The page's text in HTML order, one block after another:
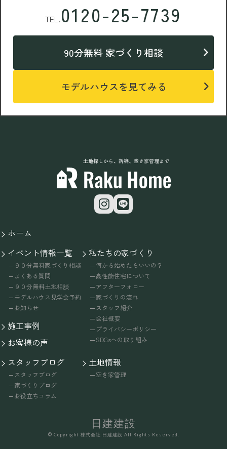
TEL.0120-25-7739
90分無料 家づくり相談
モデルハウスを見てみる
土地探しから、新築、空き家管理まで
ホーム
イベント情報一覧
９０分無料家づくり相談
よくある質問
９０分無料土地相談
モデルハウス見学会予約
お知らせ
施工事例
お客様の声
私たちの家づくり
何から始めたらいいの？
高性能住宅について
アフターフォロー
家づくりの流れ
スタッフ紹介
会社概要
プライバシーポリシー
SDGsへの取り組み
スタッフブログ
スタッフブログ
家づくりブログ
お役立ちコラム
土地情報
空き家管理
日建建設
© Copyright 株式会社 日建建設 All Rights Reserved.